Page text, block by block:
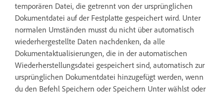
temporären Datei, die getrennt von der ursprünglichen
Dokumentdatei auf der Festplatte gespeichert wird. Unter
normalen Umständen musst du nicht über automatisch
wiederhergestellte Daten nachdenken, da alle
Dokumentaktualisierungen, die in der automatischen
Wiederherstellungsdatei gespeichert sind, automatisch zur
ursprünglichen Dokumentdatei hinzugefügt werden, wenn
du den Befehl Speichern oder Speichern Unter wählst oder